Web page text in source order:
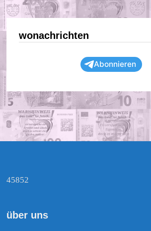
wonachrichten
Abonnieren
45852
über uns